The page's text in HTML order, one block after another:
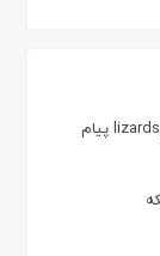
دانلود lizardsystems lansend 21.07 + Portable پیام